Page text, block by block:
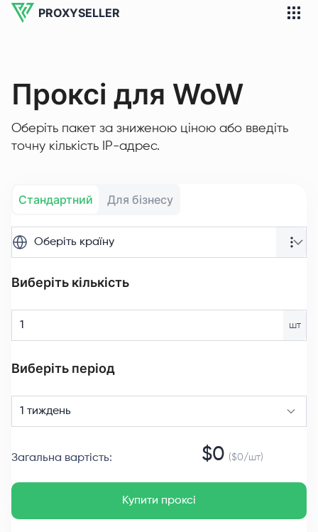
PROXYSELLER
Проксі для WoW
Оберіть пакет за зниженою ціною або введіть
точну кількість IP-адрес.
Стандартний Для бізнесу
Оберіть країну
Виберіть кількість
шт
Виберіть період
1 тиждень
Загальна вартість: $0 ($0/шт)
Купити проксі